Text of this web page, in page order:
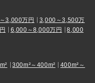
3,000万円
3,000～3,500万
6,000～8,000万円
8,000
300m²～400m²
400m²～